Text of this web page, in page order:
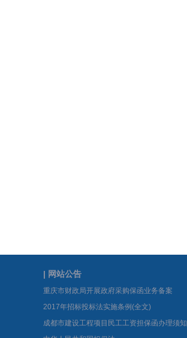
| 网站公告
重庆市财政局开展政府采购保函业务备案
2017年招标投标法实施条例(全文)
成都市建设工程项目民工工资担保函办理须知